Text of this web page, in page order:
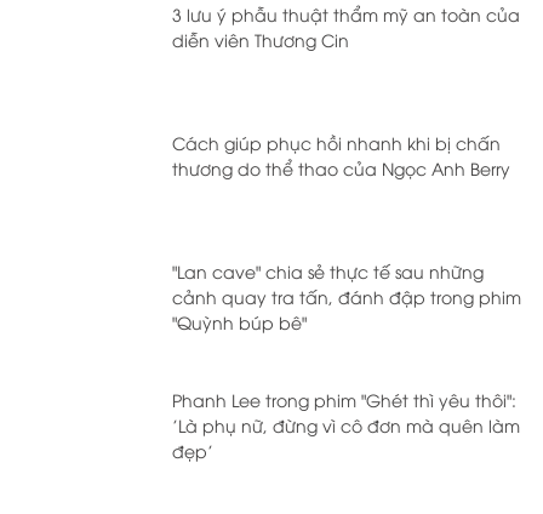
3 lưu ý phẫu thuật thẩm mỹ an toàn của
diễn viên Thương Cin
Cách giúp phục hồi nhanh khi bị chấn
thương do thể thao của Ngọc Anh Berry
"Lan cave" chia sẻ thực tế sau những
cảnh quay tra tấn, đánh đập trong phim
"Quỳnh búp bê"
Phanh Lee trong phim "Ghét thì yêu thôi":
'Là phụ nữ, đừng vì cô đơn mà quên làm
đẹp'